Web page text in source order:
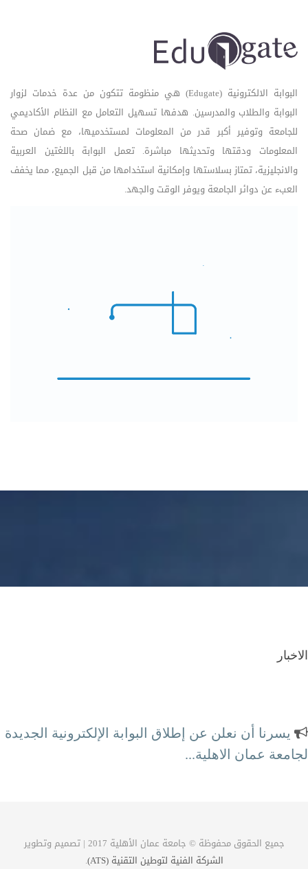
البوابة الالكترونية (Edugate) هي منظومة تتكون من عدة خدمات لزوار
البوابة والطلاب والمدرسين. هدفها تسهيل التعامل مع النظام الأكاديمي
للجامعة وتوفير أكبر قدر من المعلومات لمستخدميها، مع ضمان صحة
المعلومات ودقتها وتحديثها مباشرة. تعمل البوابة باللغتين العربية
والانجليزية، تمتاز بسلاستها وإمكانية استخدامها من قبل الجميع، مما يخفف
العبء عن دوائر الجامعة ويوفر الوقت والجهد.
الاخبار
يسرنا أن نعلن عن إطلاق البوابة الإلكترونية الجديدة
لجامعة عمان الاهلية...
جميع الحقوق محفوظة © جامعة عمان الأهلية 2017 | تصميم وتطوير
الشركة الفنية لتوطين التقنية (ATS)
.